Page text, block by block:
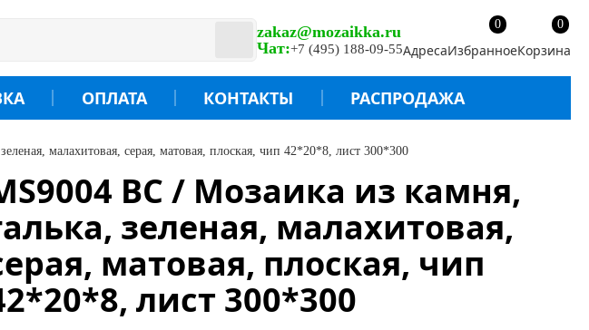
zakaz@mozaikka.ru
Чат:+7 (495) 188-09-55Адреса
0
ИзбранноеКорзина
0
ОПЛАТА КОНТАКТЫ РАСПРОДАЖА
малахитовая, серая, матовая, плоская, чип 42*20*8, лист 300*300
BC / Мозаика из камня,
зеленая, малахитовая,
матовая, плоская, чип
лист 300*300